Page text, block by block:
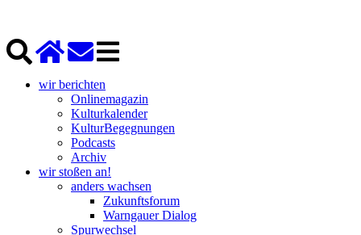
wir berichten
Onlinemagazin
Kulturkalender
KulturBegegnungen
Podcasts
Archiv
wir stoßen an!
anders wachsen
Zukunftsforum
Warngauer Dialog
Spurwechsel